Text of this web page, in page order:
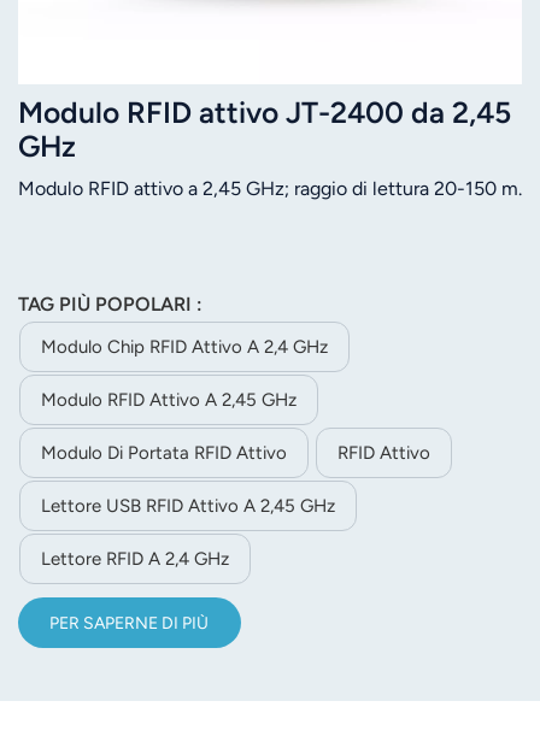
Modulo RFID attivo JT-2400 da 2,45
GHz
Modulo RFID attivo a 2,45 GHz; raggio di lettura 20-150 m.
TAG PIÙ POPOLARI :
Modulo Chip RFID Attivo A 2,4 GHz
Modulo RFID Attivo A 2,45 GHz
Modulo Di Portata RFID Attivo RFID Attivo
Lettore USB RFID Attivo A 2,45 GHz
Lettore RFID A 2,4 GHz
PER SAPERNE DI PIÙ